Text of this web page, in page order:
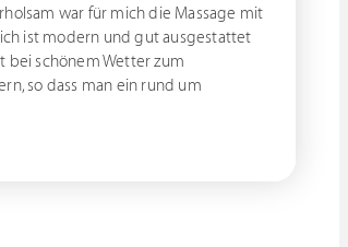
war für mich die Massage mit
ist modern und gut ausgestattet
bei schönem Wetter zum
so dass man ein rund um